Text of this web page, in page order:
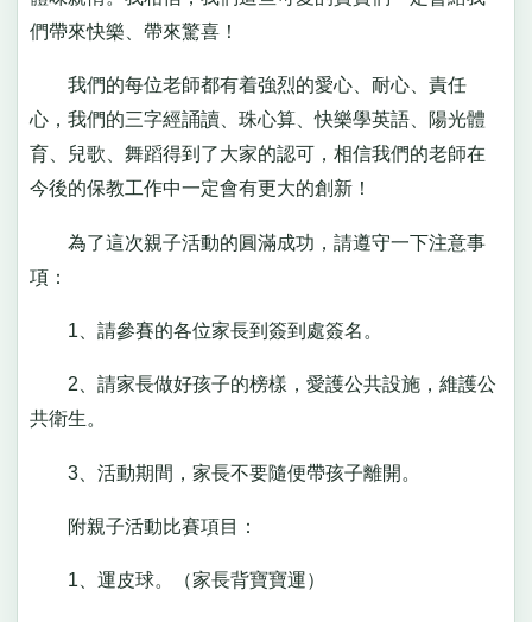
們帶來快樂、帶來驚喜！
我們的每位老師都有着強烈的愛心、耐心、責任
心，我們的三字經誦讀、珠心算、快樂學英語、陽光體
育、兒歌、舞蹈得到了大家的認可，相信我們的老師在
今後的保教工作中一定會有更大的創新！
為了這次親子活動的圓滿成功，請遵守一下注意事
項：
1、請參賽的各位家長到簽到處簽名。
2、請家長做好孩子的榜樣，愛護公共設施，維護公
共衛生。
3、活動期間，家長不要隨便帶孩子離開。
附親子活動比賽項目：
1、運皮球。（家長背寶寶運）